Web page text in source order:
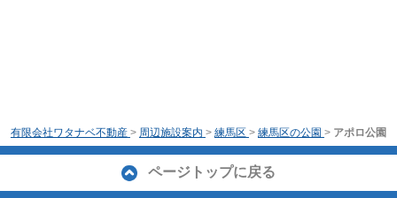
有限会社ワタナベ不動産 > 周辺施設案内 > 練馬区 > 練馬区の公園 > アポロ公園
ページトップに戻る